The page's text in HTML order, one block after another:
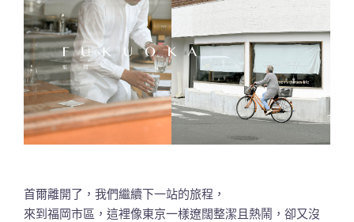
首爾離開了，我們繼續下一站的旅程，
來到福岡市區，這裡像東京一樣遼闊整潔且熱鬧，卻又沒